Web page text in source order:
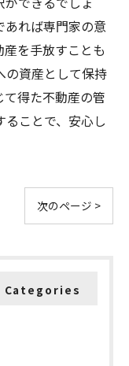
あれば専門家の意
を手放すことも
の資産として保持
得た不動産の管
ことで、安心し
次のページ >
Categories